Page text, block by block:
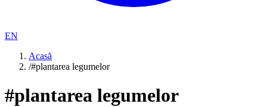
EN
Acasă
/#plantarea legumelor
#plantarea legumelor